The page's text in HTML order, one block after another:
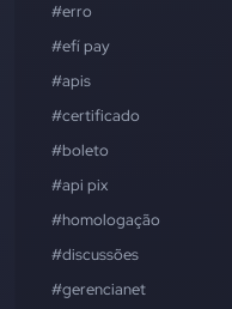
#erro
#efí pay
#apis
#certificado
#boleto
#api pix
#homologação
#discussões
#gerencianet